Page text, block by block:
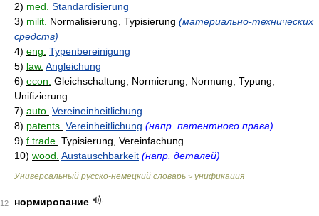
2) med. Standardisierung
3) milit. Normalisierung, Typisierung (материально-технических
средств)
4) eng. Typenbereinigung
5) law. Angleichung
6) econ. Gleichschaltung, Normierung, Normung, Typung,
Unifizierung
7) auto. Vereineinheitlichung
8) patents. Vereinheitlichung (напр. патентного права)
9) f.trade. Typisierung, Vereinfachung
10) wood. Austauschbarkeit (напр. деталей)
Универсальный русско-немецкий словарь > унификация
12
нормирование